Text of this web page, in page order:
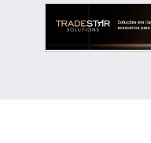
INDICADORES
FEIRAS